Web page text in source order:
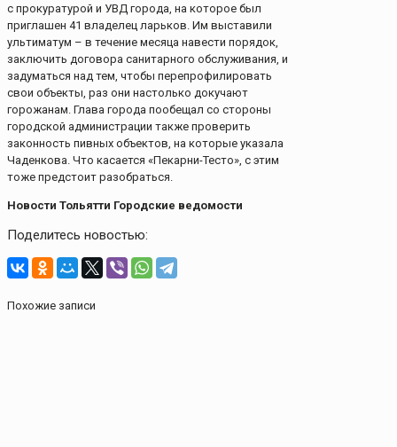
с прокуратурой и УВД города, на которое был
приглашен 41 владелец ларьков. Им выставили
ультиматум – в течение месяца навести порядок,
заключить договора санитарного обслуживания, и
задуматься над тем, чтобы перепрофилировать
свои объекты, раз они настолько докучают
горожанам. Глава города пообещал со стороны
городской администрации также проверить
законность пивных объектов, на которые указала
Чаденкова. Что касается «Пекарни-Тесто», с этим
тоже предстоит разобраться.
Новости Тольятти Городские ведомости
Поделитесь новостью:
Похожие записи